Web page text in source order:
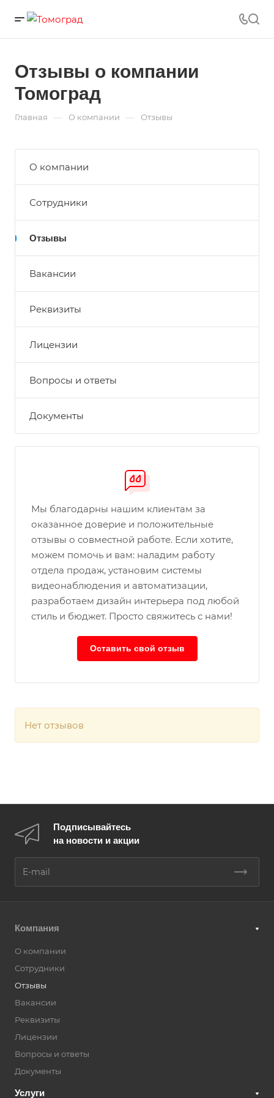
Отзывы о компании
Томоград
Главная — О компании — Отзывы
О компании
Сотрудники
Отзывы
Вакансии
Реквизиты
Лицензии
Вопросы и ответы
Документы
Мы благодарны нашим клиентам за
оказанное доверие и положительные
отзывы о совместной работе. Если хотите,
можем помочь и вам: наладим работу
отдела продаж, установим системы
видеонаблюдения и автоматизации,
разработаем дизайн интерьера под любой
стиль и бюджет. Просто свяжитесь с нами!
Оставить свой отзыв
Нет отзывов
Подписывайтесь
на новости и акции
Компания
О компании
Сотрудники
Отзывы
Вакансии
Реквизиты
Лицензии
Вопросы и ответы
Документы
Услуги